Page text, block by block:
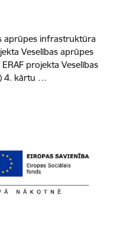
aprūpes infrastruktūra
Veselības aprūpes
projekta Veselības
4. kārtu …